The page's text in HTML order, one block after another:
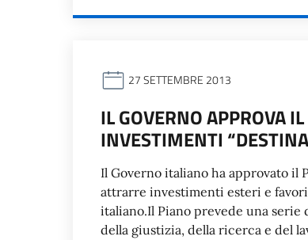
27 SETTEMBRE 2013
IL GOVERNO APPROVA
INVESTIMENTI
Il Governo italiano ha approvato il
attrarre investimenti esteri e
italiano.Il Piano prevede una
della giustizia, della ricerca e del